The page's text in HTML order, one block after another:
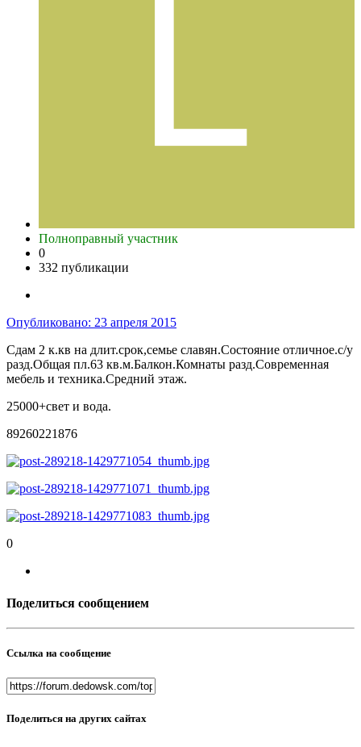
Полноправный участник
0
332 публикации
Опубликовано: 23 апреля 2015
Сдам 2 к.кв на длит.срок,семье славян.Состояние отличное.с/у
разд.Общая пл.63 кв.м.Балкон.Комнаты разд.Современная
мебель и техника.Средний этаж.
25000+свет и вода.
89260221876
0
Поделиться сообщением
Ссылка на сообщение
Поделиться на других сайтах